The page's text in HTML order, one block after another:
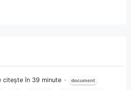
citește în 39 minute document